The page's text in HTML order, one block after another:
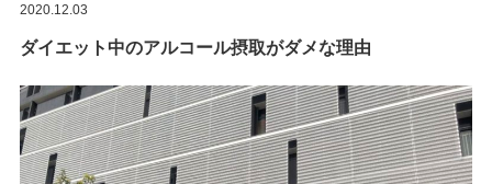
2020.12.03
ダイエット中のアルコール摂取がダメな理由